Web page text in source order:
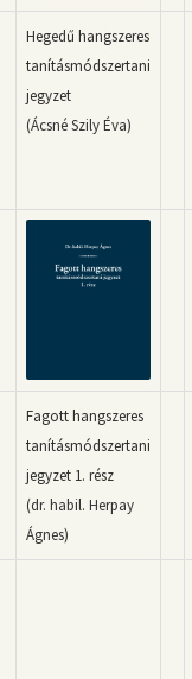
Hegedű hangszeres
tanításmódszertani
jegyzet
(Ácsné Szily Éva)
Fagott hangszeres
tanításmódszertani
jegyzet 1. rész
(dr. habil. Herpay
Ágnes)